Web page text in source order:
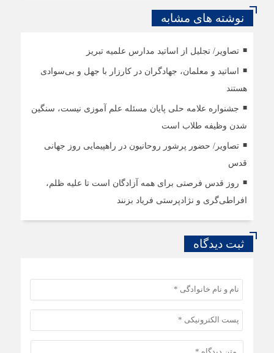
نوشته های مشابه
تصاویر/ تجلیل از اساتید مدارس علمیه تبریز
اساتید و معلمان، جهادگران در کارزار با جهل و بی‌سوادی
هستند
جشنواره علامه حلی پایان مسئله علم آموزی نیست، سنگین
شدن وظیفه طلاب است
تصاویر/ حضور پرشور روحانیون در راهپیمایی روز جهانی
قدس
روز قدس فرصتی برای همه آزادگان است تا علیه ظلم،
افراطی‌گری و نژادپرستی فریاد بزنند
ثبت دیدگاه